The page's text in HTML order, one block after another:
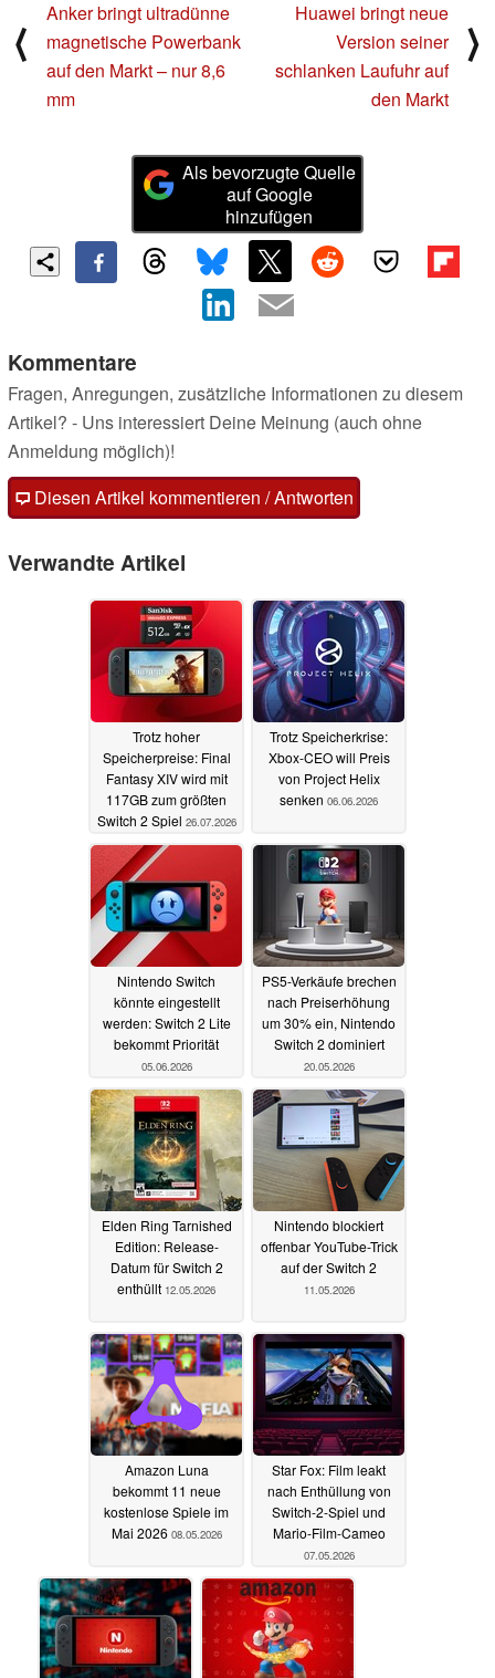
⟨
Anker bringt ultradünne
magnetische Powerbank
auf den Markt – nur 8,6
mm
Huawei bringt neue
Version seiner
schlanken Laufuhr auf
den Markt
⟩
Als bevorzugte Quelle
auf Google
hinzufügen
Kommentare
Fragen, Anregungen, zusätzliche Informationen zu diesem
Artikel? - Uns interessiert Deine Meinung (auch ohne
Anmeldung möglich)!
Diesen Artikel kommentieren / Antworten
Verwandte Artikel
Trotz hoher
Speicherpreise: Final
Fantasy XIV wird mit
117GB zum größten
Switch 2 Spiel 26.07.2026
Trotz Speicherkrise:
Xbox-CEO will Preis
von Project Helix
senken 06.06.2026
Nintendo Switch
könnte eingestellt
werden: Switch 2 Lite
bekommt Priorität
05.06.2026
PS5-Verkäufe brechen
nach Preiserhöhung
um 30% ein, Nintendo
Switch 2 dominiert
20.05.2026
Elden Ring Tarnished
Edition: Release-
Datum für Switch 2
enthüllt 12.05.2026
Nintendo blockiert
offenbar YouTube-Trick
auf der Switch 2
11.05.2026
Amazon Luna
bekommt 11 neue
kostenlose Spiele im
Mai 2026 08.05.2026
Star Fox: Film leakt
nach Enthüllung von
Switch-2-Spiel und
Mario-Film-Cameo
07.05.2026